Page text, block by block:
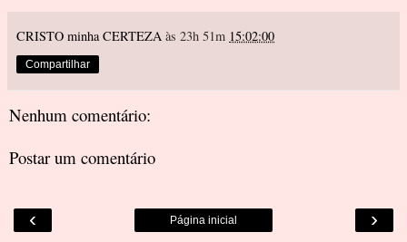
CRISTO minha CERTEZA às 23h 51m 15:02:00
Compartilhar
Nenhum comentário:
Postar um comentário
‹ ›
Página inicial